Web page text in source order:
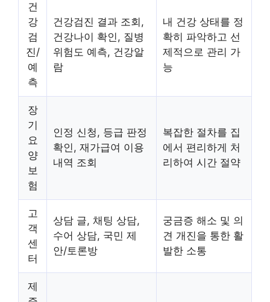
건
강
검
진/
예
측
건강검진 결과 조회,
건강나이 확인, 질병
위험도 예측, 건강알
람
내 건강 상태를 정
확히 파악하고 선
제적으로 관리 가
능
장
기
요
양
보
험
인정 신청, 등급 판정
확인, 재가급여 이용
내역 조회
복잡한 절차를 집
에서 편리하게 처
리하여 시간 절약
고
객
센
터
상담 글, 채팅 상담,
수어 상담, 국민 제
안/토론방
궁금증 해소 및 의
견 개진을 통한 활
발한 소통
제